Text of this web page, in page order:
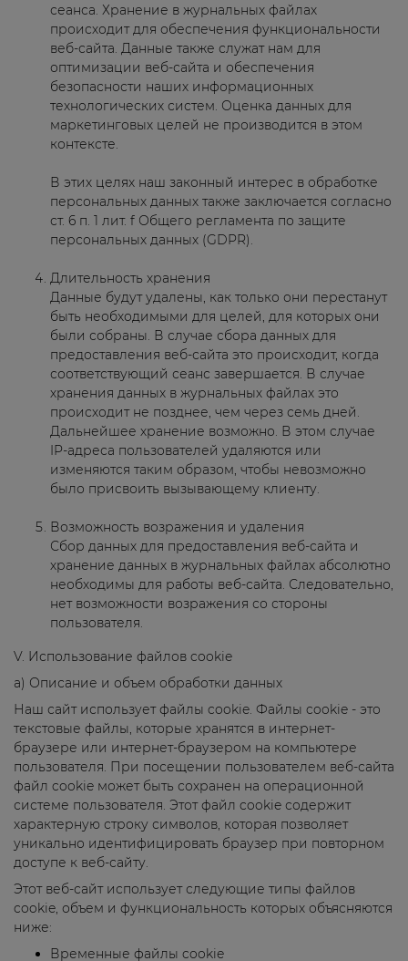
сеанса. Хранение в журнальных файлах
происходит для обеспечения функциональности
веб-сайта. Данные также служат нам для
оптимизации веб-сайта и обеспечения
безопасности наших информационных
технологических систем. Оценка данных для
маркетинговых целей не производится в этом
контексте.
В этих целях наш законный интерес в обработке
персональных данных также заключается согласно
ст. 6 п. 1 лит. f Общего регламента по защите
персональных данных (GDPR).
Длительность хранения
Данные будут удалены, как только они перестанут
быть необходимыми для целей, для которых они
были собраны. В случае сбора данных для
предоставления веб-сайта это происходит, когда
соответствующий сеанс завершается. В случае
хранения данных в журнальных файлах это
происходит не позднее, чем через семь дней.
Дальнейшее хранение возможно. В этом случае
IP-адреса пользователей удаляются или
изменяются таким образом, чтобы невозможно
было присвоить вызывающему клиенту.
Возможность возражения и удаления
Сбор данных для предоставления веб-сайта и
хранение данных в журнальных файлах абсолютно
необходимы для работы веб-сайта. Следовательно,
нет возможности возражения со стороны
пользователя.
V. Использование файлов cookie
a) Описание и объем обработки данных
Наш сайт использует файлы cookie. Файлы cookie - это
текстовые файлы, которые хранятся в интернет-
браузере или интернет-браузером на компьютере
пользователя. При посещении пользователем веб-сайта
файл cookie может быть сохранен на операционной
системе пользователя. Этот файл cookie содержит
характерную строку символов, которая позволяет
уникально идентифицировать браузер при повторном
доступе к веб-сайту.
Этот веб-сайт использует следующие типы файлов
cookie, объем и функциональность которых объясняются
ниже:
Временные файлы cookie